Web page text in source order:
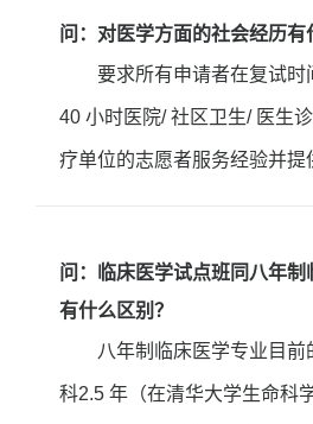
问：对医学方面的社会经历有
要求所有申请者在复试时
40 小时医院/ 社区卫生/ 医生
疗单位的志愿者服务经验并提
问：临床医学试点班同八年制
有什么区别？
八年制临床医学专业目前
科2.5 年（在清华大学生命科